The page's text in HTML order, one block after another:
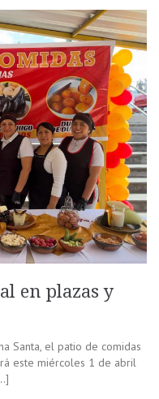
en plazas y
Santa, el patio de comidas
este miércoles 1 de abril